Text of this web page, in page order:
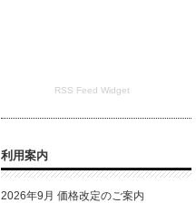
RSS Feed Widget
利用案内
2026年9月 価格改定のご案内